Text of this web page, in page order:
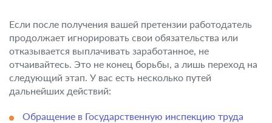
Если после получения вашей претензии работодатель
продолжает игнорировать свои обязательства или
отказывается выплачивать заработанное, не
отчаивайтесь. Это не конец борьбы, а лишь переход на
следующий этап. У вас есть несколько путей
дальнейших действий:
Обращение в Государственную инспекцию труда